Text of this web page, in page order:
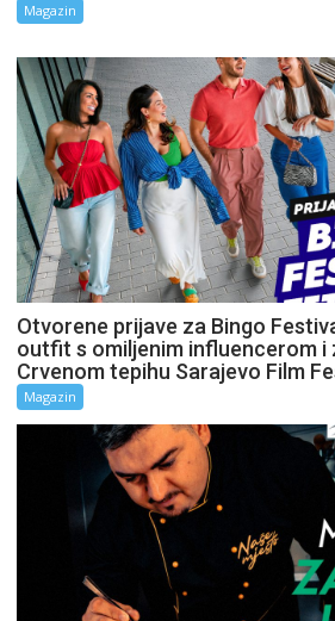
Magazin
Otvorene prijave za Bingo
outfit s omiljenim influencerom i
Crvenom tepihu Sarajevo Film
Magazin